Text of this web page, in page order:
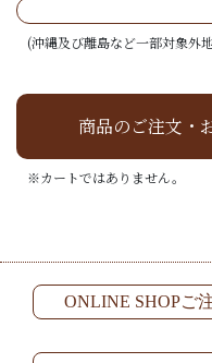
(沖縄及び離島など一部対象外
商品のご注文・
※カートではありません。
ONLINE SHOPご